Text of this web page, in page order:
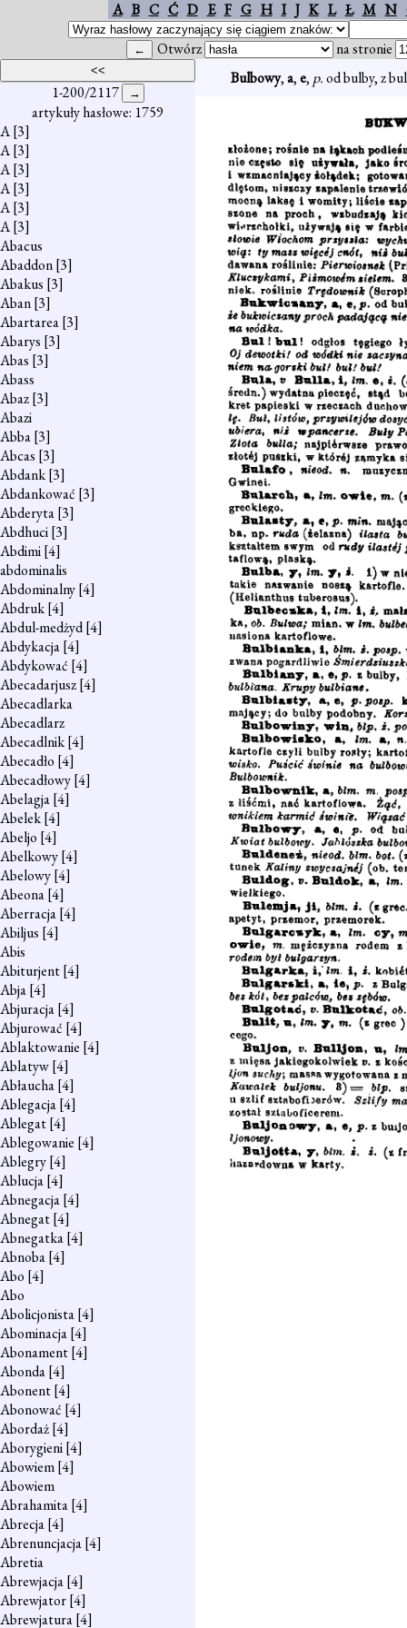
A B C Ć D E F G H I J K L Ł M N
Otwórz na stronie
1-200/2117
artykuły hasłowe: 1759
A[3]
A[3]
A[3]
A[3]
A[3]
A[3]
Abacus
Abaddon[3]
Abakus [3]
Aban[3]
Abartarea[3]
Abarys [3]
Abas [3]
Abass
Abaz[3]
Abazi
Abba[3]
Abcas [3]
Abdank[3]
Abdankować [3]
Abderyta[3]
Abdhuci[3]
Abdimi[4]
abdominalis
Abdominalny[4]
Abdruk[4]
Abdul-medżyd[4]
Abdykacja[4]
Abdykować [4]
Abecadarjusz[4]
Abecadlarka
Abecadlarz
Abecadlnik[4]
Abecadło [4]
Abecadłowy[4]
Abelagja[4]
Abelek[4]
Abeljo [4]
Abelkowy[4]
Abelowy[4]
Abeona[4]
Aberracja[4]
Abiljus [4]
Abis
Abiturjent[4]
Abja[4]
Abjuracja[4]
Abjurować [4]
Ablaktowanie [4]
Ablatyw[4]
Abłaucha[4]
Ablegacja[4]
Ablegat[4]
Ablegowanie [4]
Ablegry[4]
Ablucja[4]
Abnegacja[4]
Abnegat[4]
Abnegatka[4]
Abnoba[4]
Abo [4]
Abo
Abolicjonista[4]
Abominacja[4]
Abonament[4]
Abonda[4]
Abonent[4]
Abonować [4]
Abordaż[4]
Aborygieni[4]
Abowiem[4]
Abowiem
Abrahamita[4]
Abrecja[4]
Abrenuncjacja[4]
Abretia
Abrewjacja[4]
Abrewjator[4]
Abrewjatura[4]
Bulbowy,a,e, p.od bulby, z